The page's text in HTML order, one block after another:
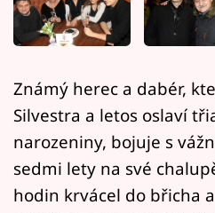
Mámy sobě
Sledujte nás
Známý herec a dabér,
Silvestra a letos oslaví
narozeniny, bojuje s
sedmi lety na své
hodin krvácel do břicha